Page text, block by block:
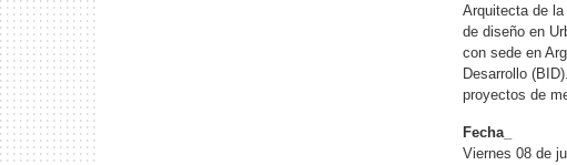
Arquitecta de
de diseño en
con sede en
Desarrollo
proyectos de
Fecha_
Viernes 08 de